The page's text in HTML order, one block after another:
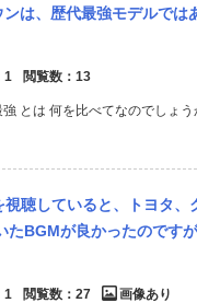
ンは、歴代最強モデルでは
1 閲覧数： 13
強 とは 何を比べてなのでしょう
聴していると、トヨタ、
たBGMが良かったのです
そのCMのスクリーンショ
1 閲覧数： 27 画像あり